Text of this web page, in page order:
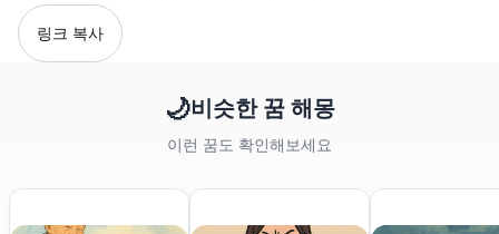
링크 복사
🌙비슷한 꿈 해몽
이런 꿈도 확인해보세요